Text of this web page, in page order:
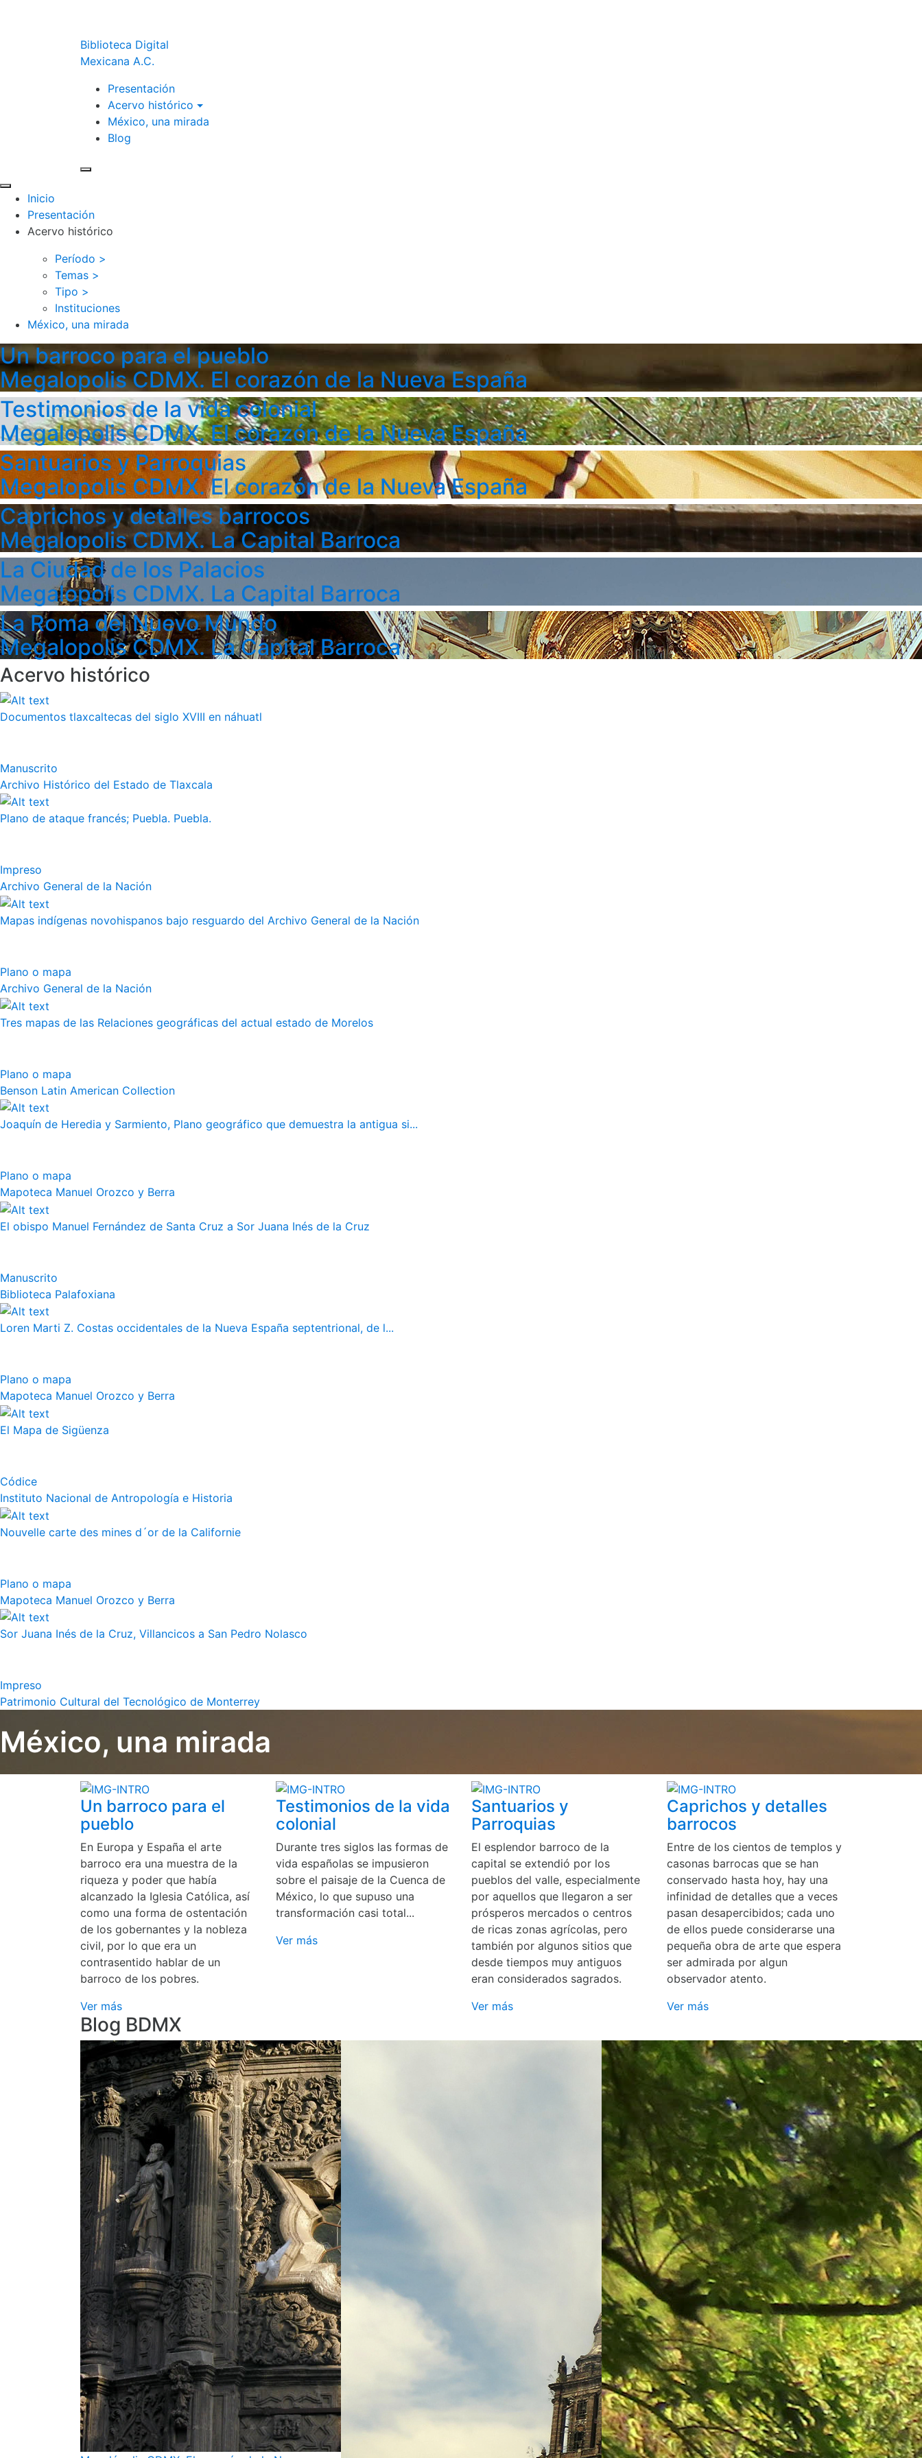
Biblioteca Digital
Mexicana A.C.
Presentación
Acervo histórico
México, una mirada
Blog
Inicio
Presentación
Acervo histórico
Período >
Temas >
Tipo >
Instituciones
México, una mirada
Un barroco para el pueblo
Megalopolis CDMX. El corazón de la Nueva España
Testimonios de la vida colonial
Megalopolis CDMX. El corazón de la Nueva España
Santuarios y Parroquias
Megalopolis CDMX. El corazón de la Nueva España
Caprichos y detalles barrocos
Megalopolis CDMX. La Capital Barroca
La Ciudad de los Palacios
Megalopolis CDMX. La Capital Barroca
La Roma del Nuevo Mundo
Megalopolis CDMX. La Capital Barroca
Acervo histórico
Documentos tlaxcaltecas del siglo XVIII en náhuatl
Manuscrito
Archivo Histórico del Estado de Tlaxcala
Plano de ataque francés; Puebla. Puebla.
Impreso
Archivo General de la Nación
Mapas indígenas novohispanos bajo resguardo del Archivo General de la Nación
Plano o mapa
Archivo General de la Nación
Tres mapas de las Relaciones geográficas del actual estado de Morelos
Plano o mapa
Benson Latin American Collection
Joaquín de Heredia y Sarmiento, Plano geográfico que demuestra la antigua si...
Plano o mapa
Mapoteca Manuel Orozco y Berra
El obispo Manuel Fernández de Santa Cruz a Sor Juana Inés de la Cruz
Manuscrito
Biblioteca Palafoxiana
Loren Marti Z. Costas occidentales de la Nueva España septentrional, de l...
Plano o mapa
Mapoteca Manuel Orozco y Berra
El Mapa de Sigüenza
Códice
Instituto Nacional de Antropología e Historia
Nouvelle carte des mines d´or de la Californie
Plano o mapa
Mapoteca Manuel Orozco y Berra
Sor Juana Inés de la Cruz, Villancicos a San Pedro Nolasco
Impreso
Patrimonio Cultural del Tecnológico de Monterrey
México, una mirada
Un barroco para el
pueblo
En Europa y España el arte
barroco era una muestra de la
riqueza y poder que había
alcanzado la Iglesia Católica, así
como una forma de ostentación
de los gobernantes y la nobleza
civil, por lo que era un
contrasentido hablar de un
barroco de los pobres.
Ver más
Testimonios de la vida
colonial
Durante tres siglos las formas de
vida españolas se impusieron
sobre el paisaje de la Cuenca de
México, lo que supuso una
transformación casi total...
Ver más
Santuarios y
Parroquias
El esplendor barroco de la
capital se extendió por los
pueblos del valle, especialmente
por aquellos que llegaron a ser
prósperos mercados o centros
de ricas zonas agrícolas, pero
también por algunos sitios que
desde tiempos muy antiguos
eran considerados sagrados.
Ver más
Caprichos y detalles
barrocos
Entre de los cientos de templos y
casonas barrocas que se han
conservado hasta hoy, hay una
infinidad de detalles que a veces
pasan desapercibidos; cada uno
de ellos puede considerarse una
pequeña obra de arte que espera
ser admirada por algun
observador atento.
Ver más
Blog BDMX